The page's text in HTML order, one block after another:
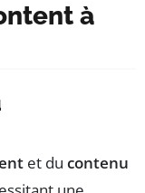
à
et du contenu